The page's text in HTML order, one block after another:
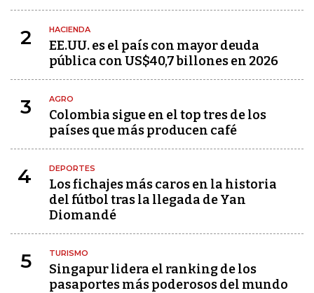
2 HACIENDA
EE.UU. es el país con mayor deuda
pública con US$40,7 billones en 2026
3 AGRO
Colombia sigue en el top tres de los
países que más producen café
4 DEPORTES
Los fichajes más caros en la historia
del fútbol tras la llegada de Yan
Diomandé
5 TURISMO
Singapur lidera el ranking de los
pasaportes más poderosos del mundo